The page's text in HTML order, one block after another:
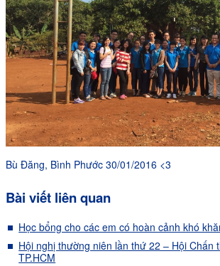
Bù Đăng, Bình Phước 30/01/2016 <3
Bài viết liên quan
Học bổng cho các em có hoàn cảnh khó
Hội nghị thường niên lần thứ 22 – Hội Chấn
TP.HCM